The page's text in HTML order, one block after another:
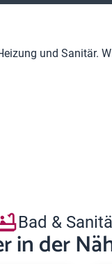
und Sanitär.
Bad &
in der